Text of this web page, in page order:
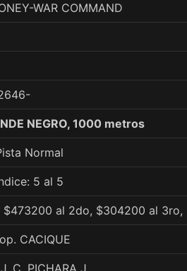
WAR COMMAND
NEGRO, 1000 metros
Normal
5 al 5
$473200 al 2do, $304200 al 3ro,
CACIQUE
C. PICHARA J.